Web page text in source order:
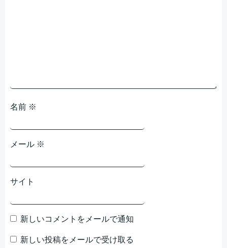
で
と
名前 ※
メール ※
サイト
新しいコメントをメールで通知
新しい投稿をメールで受け取る